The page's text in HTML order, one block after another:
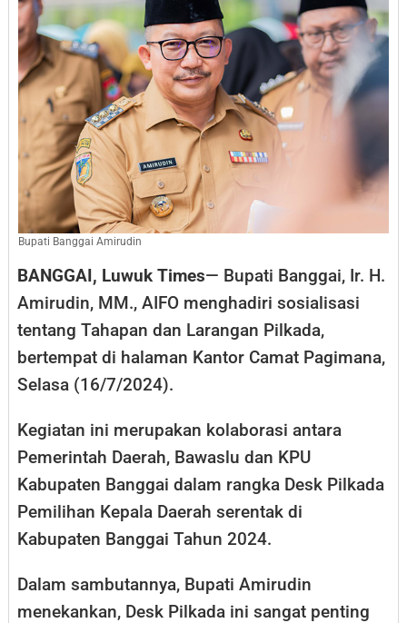
Banggai,
Bupati
Amirudin:
Yang
Penting
Pasif
Bupati Banggai Amirudin
BANGGAI, Luwuk Times— Bupati Banggai, Ir. H.
Amirudin, MM., AIFO menghadiri sosialisasi
tentang Tahapan dan Larangan Pilkada,
bertempat di halaman Kantor Camat Pagimana,
Selasa (16/7/2024).
Kegiatan ini merupakan kolaborasi antara
Pemerintah Daerah, Bawaslu dan KPU
Kabupaten Banggai dalam rangka Desk Pilkada
Pemilihan Kepala Daerah serentak di
Kabupaten Banggai Tahun 2024.
Dalam sambutannya, Bupati Amirudin
menekankan, Desk Pilkada ini sangat penting